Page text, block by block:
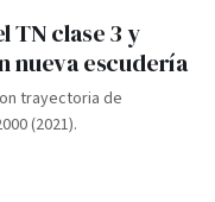
TN clase 3 y
nueva escudería
trayectoria de
(2021).